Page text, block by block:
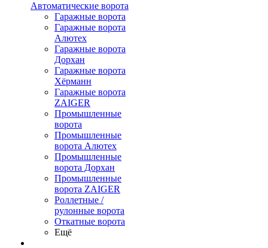
Автоматические ворота
Гаражные ворота
Гаражные ворота
Алютех
Гаражные ворота
Дорхан
Гаражные ворота
Хёрманн
Гаражные ворота
ZAIGER
Промышленные
ворота
Промышленные
ворота Алютех
Промышленные
ворота Дорхан
Промышленные
ворота ZAIGER
Роллетные /
рулонные ворота
Откатные ворота
Ещё